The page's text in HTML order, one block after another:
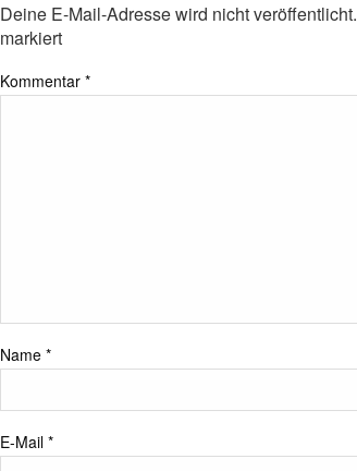
Deine E-Mail-Adresse wird nicht veröffentlicht.
markiert
Kommentar *
Name *
E-Mail *